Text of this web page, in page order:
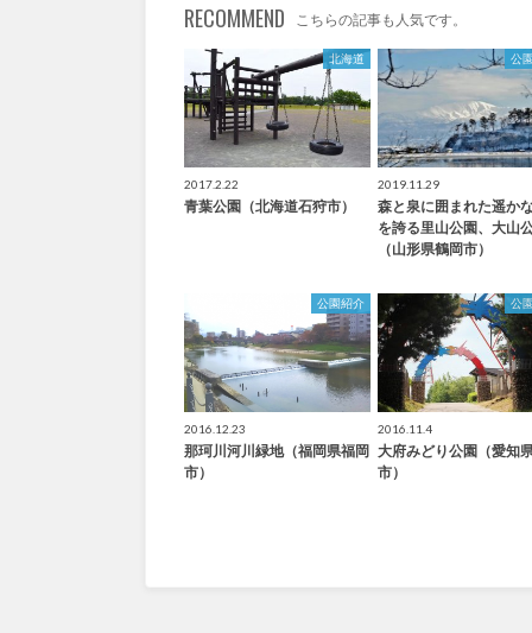
RECOMMEND こちらの記事も人気です。
北海道
2017.2.22
青葉公園（北海道石狩市）
公
2019.11.29
森と泉に囲まれた遥か
を誇る里山公園、大山
（山形県鶴岡市）
公園紹介
2016.12.23
那珂川河川緑地（福岡県福岡
市）
公
2016.11.4
大府みどり公園（愛知
市）